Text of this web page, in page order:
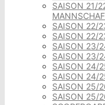
SAISON 21/
SAISON 22/
SAISON 22/
SAISON 23/
SAISON 23/
SAISON 24/
SAISON 24/
SAISON 25/
SAISON 25/